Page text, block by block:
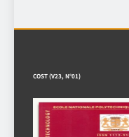
COST (V23, N°01)